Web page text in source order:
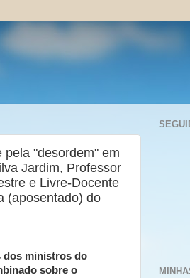
pela "desordem" em
Jardim, Professor
e Livre-Docente
(aposentado) do
dos ministros do
sobre o